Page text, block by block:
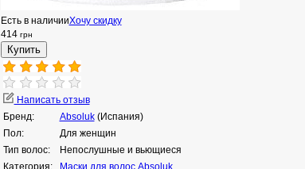
Хочу скидку
Есть в наличии
414 грн
Написать отзыв
Бренд:
Absoluk(Испания)
Пол:
Для женщин
Тип волос:
Непослушные и вьющиеся
Категория:
Маски для волос Absoluk